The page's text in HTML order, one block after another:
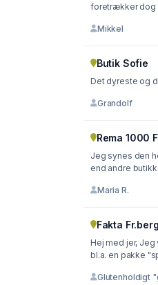
foretrækker dog
Mikkel
Butik Sofie
Det dyreste og
Grandolf
Rema 1000
Jeg synes den
end andre
Maria R.
Fakta
Hej med jer, Jeg var i går, lørdag den 9.1. i fakta og købte
Glutenholdigt